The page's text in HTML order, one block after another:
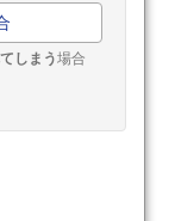
しまう場合